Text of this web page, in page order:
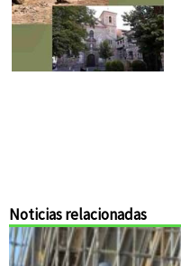
Noticias relacionadas